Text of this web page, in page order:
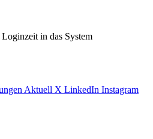
in das System
Aktuell X LinkedIn Instagram